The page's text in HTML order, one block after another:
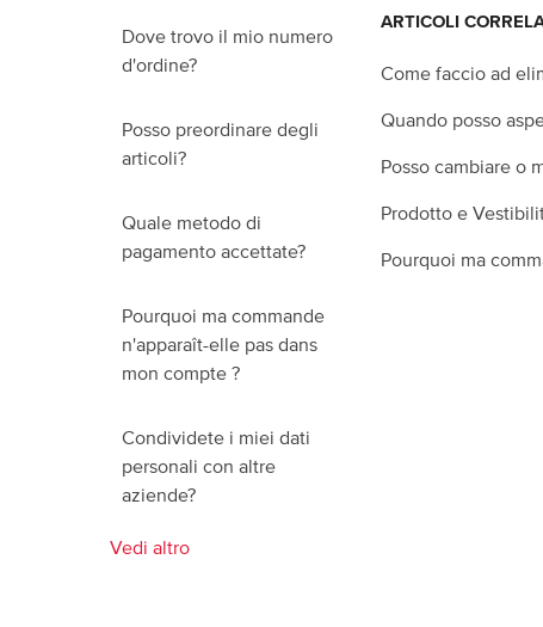
Dove trovo il mio numero
d'ordine?
Posso preordinare degli
articoli?
Quale metodo di
pagamento accettate?
Pourquoi ma commande
n'apparaît-elle pas dans
mon compte ?
Condividete i miei dati
personali con altre
aziende?
Vedi altro
ARTICOLI
Come faccio ad
Quando posso
Posso cambiare o
Prodotto e
Pourquoi ma